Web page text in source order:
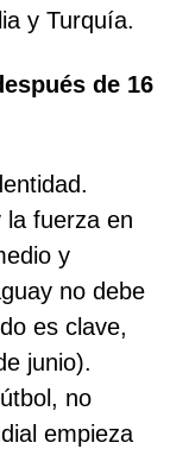
y Turquía.
de 16
la fuerza en
y
no debe
es clave,
junio).
no
empieza